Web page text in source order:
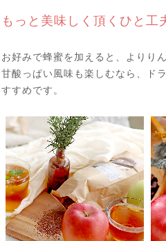
もっと美味しく頂くひと工
お好みで蜂蜜を加えると、よりり
甘酸っぱい風味も楽しむなら、ド
すすめです。